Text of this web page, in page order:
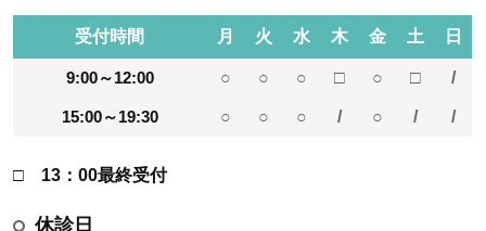
受付時間 月 火 水 木 金 土 日
9:00～12:00 ○ ○ ○ □ ○ □ /
15:00～19:30 ○ ○ ○ / ○ / /
□ 13：00最終受付
休診日